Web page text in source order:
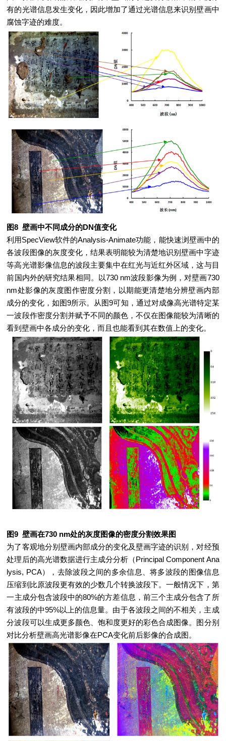
有的光谱信息发生变化，因此增加了通过光谱信息来识别壁画中
腐蚀字迹的难度。
图8 壁画中不同成分的DN值变化
利用SpecView软件的Analysis-Animate功能，能快速浏壁画中的
各波段图像的灰度变化，结果表明能较为清楚地识别壁画中字迹
等高光谱影像信息的波段主要集中在红光与近红外区域，这与目
前国内外的研究结果相同。以730 nm波段影像为例，对壁画730
nm处影像的灰度图作密度分割，以期能更清楚地分辨壁画内部
成分的变化，如图9所示。从图9可知，通过对成像高光谱特定某
一波段作密度分割并赋予不同的颜色，不仅在图像能较为清晰的
看到壁画中各成分的变化，而且也能看到其在数值上的变化。
图9 壁画在730 nm处的灰度图像的密度分割效果图
为了客观地分别壁画内部成分的变化及壁画字迹的识别，对经预
处理后的高光谱数据进行主成分分析（Principal Component Ana
lysis, PCA），去除波段之间的多余信息、将多波段的图像信息
压缩到比原波段更有效的少数几个转换波段下。一般情况下，第
一主成分包含波段中的80%的方差信息，前三个主成分包含了所
有波段的中95%以上的信息量。由于各波段之间的不相关，主成
分波段可以生成更多颜色、饱和度更好的彩色合成图像。图分别
对比分析壁画高光谱影像在PCA变化前后影像的合成图。